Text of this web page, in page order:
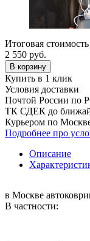
Итоговая стоимость
2 550 руб.
В корзину
Купить в 1 клик
Условия доставки
Почтой России по
ТК СДЕК до
Курьером по
Подробнее про
Описание
в Москве
В частности: